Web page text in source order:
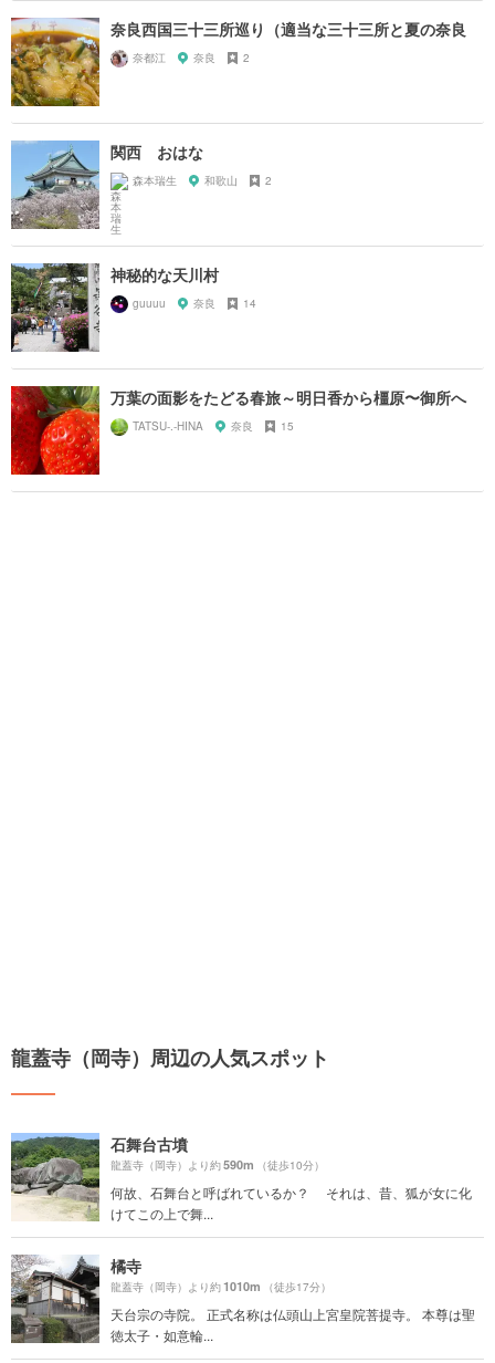
奈良西国三十三所巡り（適当な三十三所と夏の奈良
奈都江 奈良 2
関西 おはな
森本瑞生 和歌山 2
神秘的な天川村
guuuu 奈良 14
万葉の面影をたどる春旅～明日香から橿原〜御所へ
TATSU-.-HINA 奈良 15
龍蓋寺（岡寺）周辺の人気スポット
石舞台古墳
龍蓋寺（岡寺）より約590m （徒歩10分）
何故、石舞台と呼ばれているか？ それは、昔、狐が女に化
けてこの上で舞...
橘寺
龍蓋寺（岡寺）より約1010m （徒歩17分）
天台宗の寺院。 正式名称は仏頭山上宮皇院菩提寺。 本尊は聖
徳太子・如意輪...